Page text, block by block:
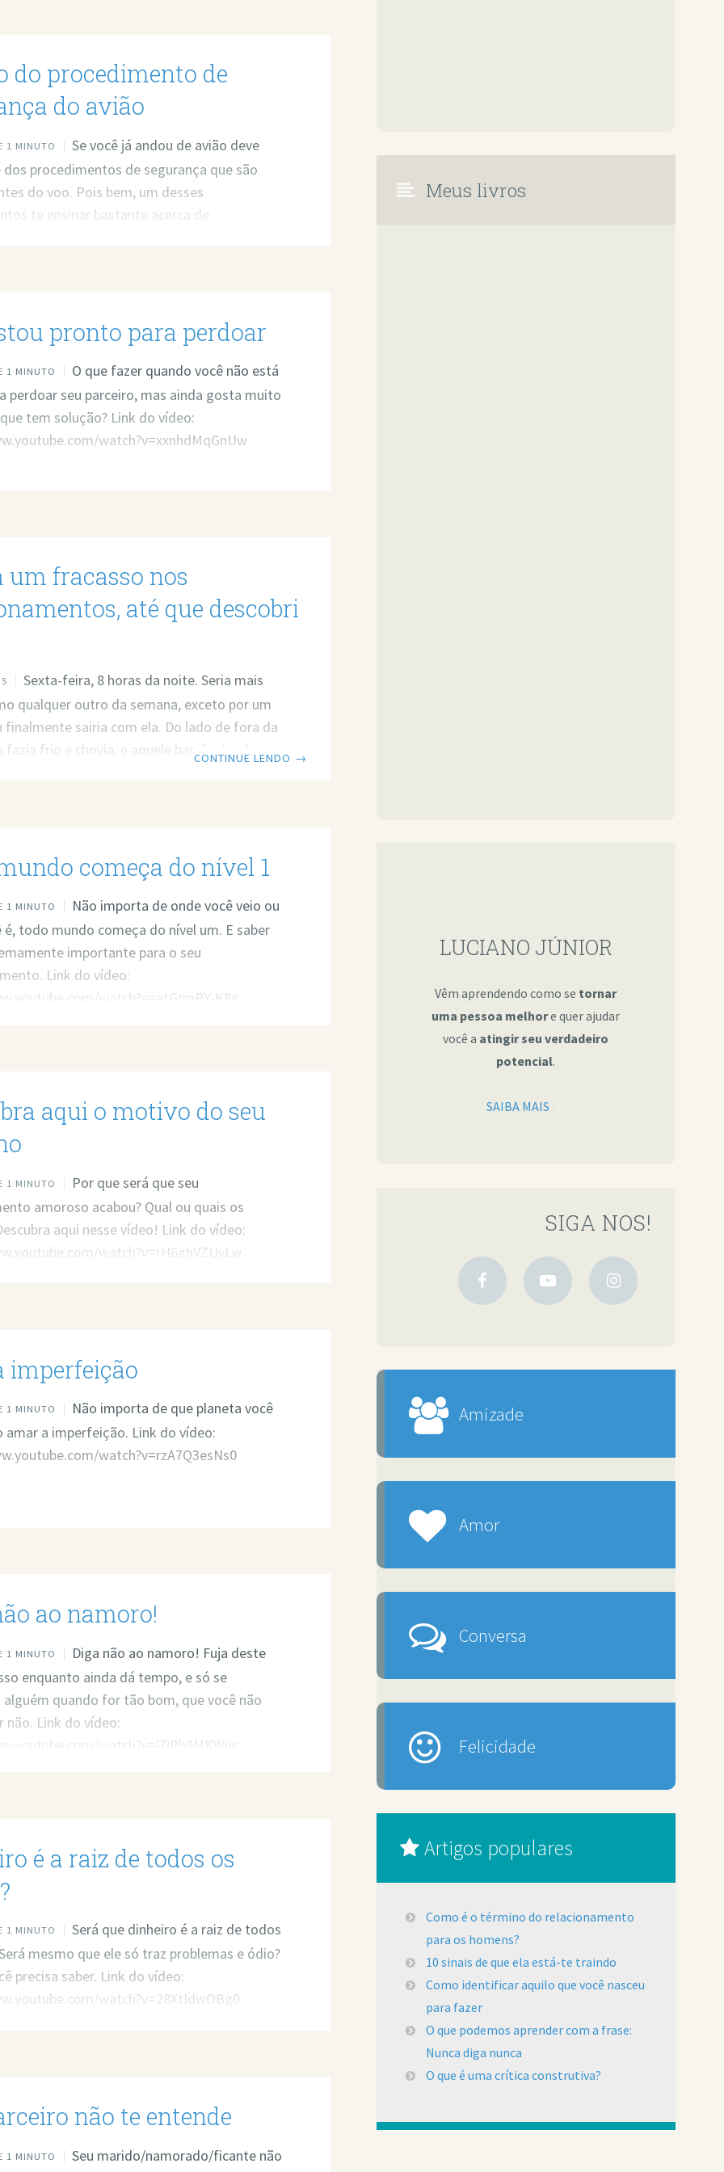
do procedimento de
do avião
1 MINUTO
Se você já andou de avião deve
dos procedimentos de segurança que são
do voo. Pois bem, um desses
te ensinar bastante acerca de
pronto para perdoar
1 MINUTO
O que fazer quando você não está
perdoar seu parceiro, mas ainda gosta muito
tem solução? Link do vídeo:
watch?v=xxnhdMqGnUw
um fracasso nos
até que descobri
Sexta-feira, 8 horas da noite. Seria mais
qualquer outro da semana, exceto por um
finalmente sairia com ela. Do lado de fora da
fazia frio e chovia, e aquele barulhinho de
uma contração muscular que
CONTINUE LENDO →
começa do nível 1
1 MINUTO
Não importa de onde você veio ou
é, todo mundo começa do nível um. E saber
importante para o seu
Link do vídeo:
watch?v=etGrmRY-K8g
aqui o motivo do seu
1 MINUTO
Por que será que seu
amoroso acabou? Qual ou quais os
aqui nesse vídeo! Link do vídeo:
watch?v=rH6ghVZUyLw
imperfeição
1 MINUTO
Não importa de que planeta você
amar a imperfeição. Link do vídeo:
watch?v=rzA7Q3esNs0
ao namoro!
1 MINUTO
Diga não ao namoro! Fuja deste
enquanto ainda dá tempo, e só se
alguém quando for tão bom, que você não
não. Link do vídeo:
watch?v=l7jPh9MKWus
é a raiz de todos os
1 MINUTO
Será que dinheiro é a raiz de todos
mesmo que ele só traz problemas e ódio?
precisa saber. Link do vídeo:
watch?v=28XtIdwOBg0
não te entende
1 MINUTO
Seu marido/namorado/ficante não
Meus livros
LUCIANO JÚNIOR
Vêm aprendendo como se tornar
uma pessoa melhore quer ajudar
você a atingir seu verdadeiro
potencial.
SAIBA MAIS
SIGA NOS!
Amizade
Amor
Conversa
Felicidade
Artigos populares
Como é o término do relacionamento
para os homens?
10 sinais de que ela está-te traindo
Como identificar aquilo que você nasceu
para fazer
O que podemos aprender com a frase:
Nunca diga nunca
O que é uma crítica construtiva?